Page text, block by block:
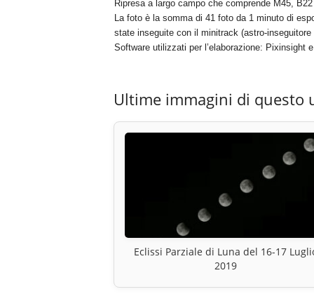
Ripresa a largo campo che comprende M45,
La foto è la somma di 41 foto da 1 minuto di
state inseguite con il minitrack (astro-
Software utilizzati per l’elaborazione: Pixinsight
Ultime immagini di questo
Eclissi Parziale di Luna del 16-17
2019